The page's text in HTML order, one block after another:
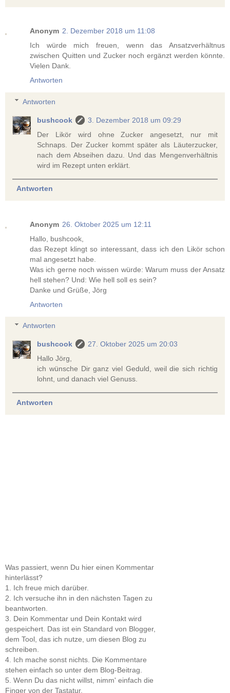
Anonym 2. Dezember 2018 um 11:08
Ich würde mich freuen, wenn das Ansatzverhältnus
zwischen Quitten und Zucker noch ergänzt werden könnte.
Vielen Dank.
Antworten
Antworten
bushcook
3. Dezember 2018 um 09:29
Der Likör wird ohne Zucker angesetzt, nur mit
Schnaps. Der Zucker kommt später als Läuterzucker,
nach dem Abseihen dazu. Und das Mengenverhältnis
wird im Rezept unten erklärt.
Antworten
Anonym 26. Oktober 2025 um 12:11
Hallo, bushcook,
das Rezept klingt so interessant, dass ich den Likör schon
mal angesetzt habe.
Was ich gerne noch wissen würde: Warum muss der Ansatz
hell stehen? Und: Wie hell soll es sein?
Danke und Grüße, Jörg
Antworten
Antworten
bushcook
27. Oktober 2025 um 20:03
Hallo Jörg,
ich wünsche Dir ganz viel Geduld, weil die sich richtig
lohnt, und danach viel Genuss.
Antworten
Was passiert, wenn Du hier einen Kommentar
hinterlässt?
1. Ich freue mich darüber.
2. Ich versuche ihn in den nächsten Tagen zu
beantworten.
3. Dein Kommentar und Dein Kontakt wird
gespeichert. Das ist ein Standard von Blogger,
dem Tool, das ich nutze, um diesen Blog zu
schreiben.
4. Ich mache sonst nichts. Die Kommentare
stehen einfach so unter dem Blog-Beitrag.
5. Wenn Du das nicht willst, nimm' einfach die
Finger von der Tastatur.